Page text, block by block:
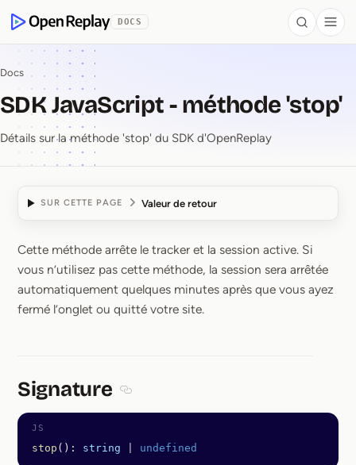
OpenReplay
DOCS Search
Docs
SDK JavaScript - méthode 'stop'
Détails sur la méthode 'stop' du SDK d'OpenReplay
SUR CETTE PAGE Valeur de retour
SDK JavaScript ⁠-⁠
Cette méthode arrête le tracker et la session active. Si
vous n’utilisez pas cette méthode, la session sera arrêtée
automatiquement quelques minutes après que vous ayez
fermé l’onglet ou quitté votre site.
Signature
stop (): string undefined